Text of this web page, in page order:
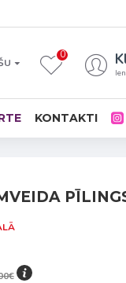
0
KONTAKTI